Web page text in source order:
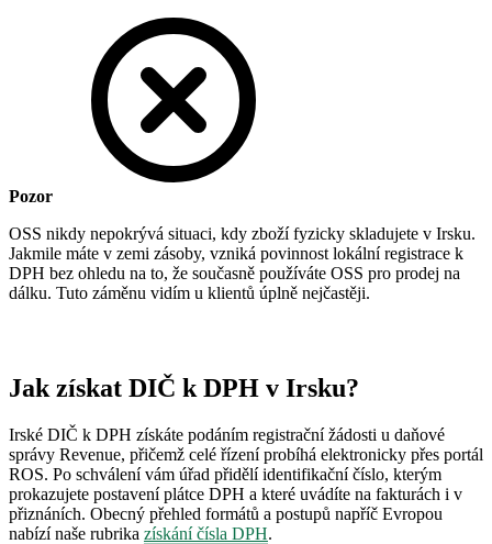
Pozor
OSS nikdy nepokrývá situaci, kdy zboží fyzicky skladujete v Irsku.
Jakmile máte v zemi zásoby, vzniká povinnost lokální registrace k
DPH bez ohledu na to, že současně používáte OSS pro prodej na
dálku. Tuto záměnu vidím u klientů úplně nejčastěji.
Jak získat DIČ k DPH v Irsku?
Irské DIČ k DPH získáte podáním registrační žádosti u daňové
správy Revenue, přičemž celé řízení probíhá elektronicky přes portál
ROS. Po schválení vám úřad přidělí identifikační číslo, kterým
prokazujete postavení plátce DPH a které uvádíte na fakturách i v
přiznáních. Obecný přehled formátů a postupů napříč Evropou
nabízí naše rubrika získání čísla DPH.